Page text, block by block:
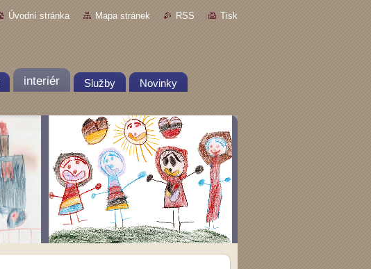
Úvodní stránka Mapa stránek RSS Tisk
interiér Služby Novinky